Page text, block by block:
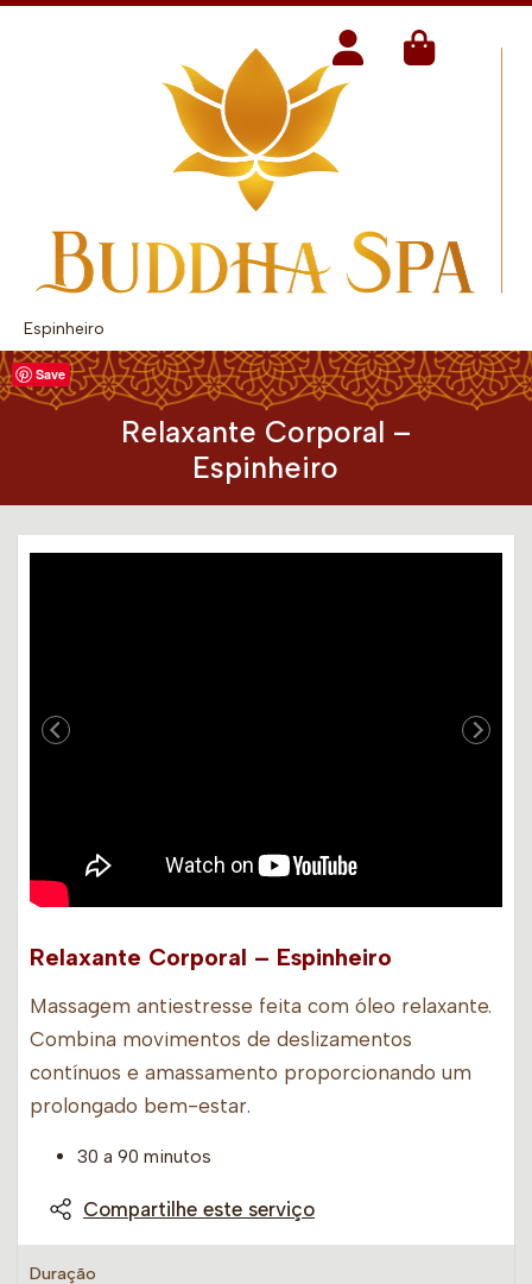
Espinheiro
Relaxante Corporal –
Espinheiro
Save
Relaxante Corporal – Espinheiro
Massagem antiestresse feita com óleo relaxante.
Combina movimentos de deslizamentos
contínuos e amassamento proporcionando um
prolongado bem-estar.
30 a 90 minutos
Compartilhe este serviço
Duração